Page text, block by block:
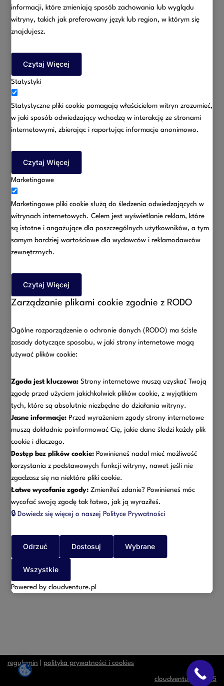
Potrzebujesz pomocy prawnej w sprawie o podział
telefonicznie: +48 607 033 315
lub e-mailem: marcin.baginski@radcabaginski.pl
radca prawny we Wrocławiu
zasady wszystkie świadczenia materialne jakie otrzymuje
małżonek realizując stosunek pracy. Nie należy jednak
ograniczać tego pojęcia jedynie do umowy o pracę.
Podstawą może być również umowa cywilnoprawna. Jako
przykłady wymienić można przede wszystkim umowę
zlecenia, umowę o dzieło, agencji. Istotne jest by
świadczenie spełniało dla rodziny taką funkcję
ekonomiczną jaką spełnia wynagrodzenie za pracę.
Wynagrodzeniem w rozumieniu omawianego przepisu są
wynagrodzenie za pracę w nadgodzinach, różnego rodzaju
odszkodowanie za nieuzasadnione lub niezgodne z prawem
rozwiązanie umowy o pracę bez wypowiedzenia.
Do wynagrodzenia za pracę nie należą jednak nagrody za
nagrodami są nagrody za pracę twórczą, a więc nagrody
artystyczne, naukowe, techniczne i tym podobne.
Majątkiem wspólnym małżonków jest pobrane
wynagrodzenie. Wierzytelność o wypłatę wynagrodzenia
stanowi majątek odrębny każdego z małżonków.
Zagadnienie to jest szczególnie istotne w sytuacji gdy
wymagalność wynagrodzenia, nagrody, premii powstała
jeszcze za trwania wspólności majątkowej, zaś wypłacone
zostało dopiero po jej ustaniu.
Właściwe zakwalifikowanie uzyskiwanego przez małżonków
majątku wspólnego, jak również dla całej sprawy o podział
regulamin polityka prywatności i cookies
cloudventure | 2025
informacji, które zmieniają sposób zachowania lub wyglądu
witryny, takich jak preferowany język lub region, w którym się
znajdujesz.
Czytaj Więcej
Statystyki
Statystyczne pliki cookie pomagają właścicielom witryn zrozumieć,
w jaki sposób odwiedzający wchodzą w interakcję ze stronami
internetowymi, zbierając i raportując informacje anonimowo.
Czytaj Więcej
Marketingowe
Marketingowe pliki cookie służą do śledzenia odwiedzających w
witrynach internetowych. Celem jest wyświetlanie reklam, które
są istotne i angażujące dla poszczególnych użytkowników, a tym
samym bardziej wartościowe dla wydawców i reklamodawców
zewnętrznych.
Czytaj Więcej
Zarządzanie plikami cookie zgodnie z RODO
Ogólne rozporządzenie o ochronie danych (RODO) ma ścisłe
zasady dotyczące sposobu, w jaki strony internetowe mogą
używać plików cookie:
Zgoda jest kluczowa: Strony internetowe muszą uzyskać Twoją
zgodę przed użyciem jakichkolwiek plików cookie, z wyjątkiem
tych, które są absolutnie niezbędne do działania witryny.
Jasne informacje: Przed wyrażeniem zgody strony internetowe
muszą dokładnie poinformować Cię, jakie dane śledzi każdy plik
cookie i dlaczego.
Dostęp bez plików cookie: Powinieneś nadal mieć możliwość
korzystania z podstawowych funkcji witryny, nawet jeśli nie
zgadzasz się na niektóre pliki cookie.
Łatwe wycofanie zgody: Zmieniłeś zdanie? Powinieneś móc
wycofać swoją zgodę tak łatwo, jak ją wyraziłeś.
🔒 Dowiedz się więcej o naszej Polityce Prywatności
Odrzuć Dostosuj Wybrane
Wszystkie
Powered by cloudventure.pl